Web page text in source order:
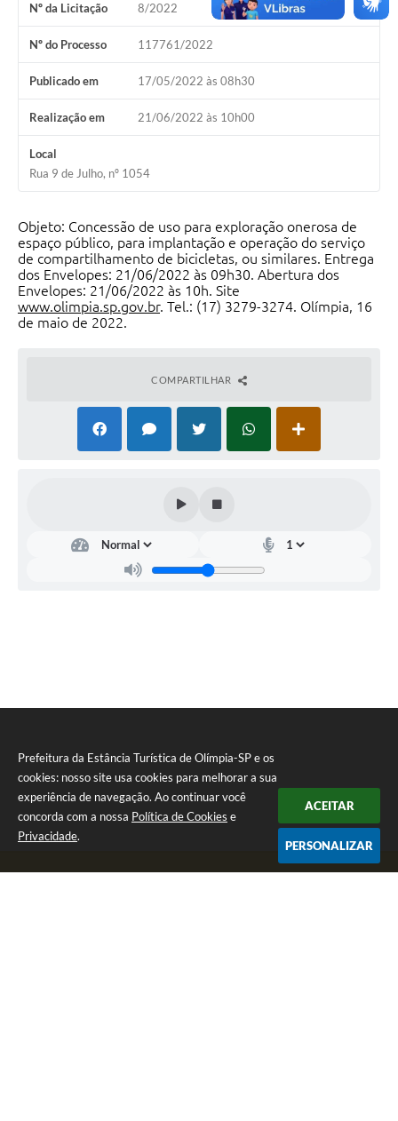
Prefeitura da Estância Turística de Olímpia-SP e os
cookies: nosso site usa cookies para melhorar a sua
experiência de navegação. Ao continuar você
concorda com a nossa Política de Cookies e
Privacidade.
ACEITAR
PERSONALIZAR
Nº da Licitação 8/2022
Nº do Processo 117761/2022
Publicado em 17/05/2022 às 08h30
Realização em 21/06/2022 às 10h00
Local
Rua 9 de Julho, nº 1054
Objeto: Concessão de uso para exploração onerosa de
espaço público, para implantação e operação do serviço
de compartilhamento de bicicletas, ou similares. Entrega
dos Envelopes: 21/06/2022 às 09h30. Abertura dos
Envelopes: 21 /06/2022 às 10h. Site
www.olimpia.sp.gov.br. Tel.: (17) 3279-3274. Olímpia, 16
de maio de 2022.
COMPARTILHAR